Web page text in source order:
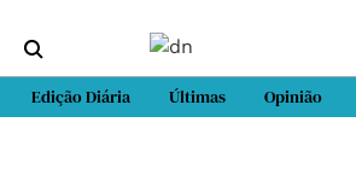
Edição Diária Últimas Opinião